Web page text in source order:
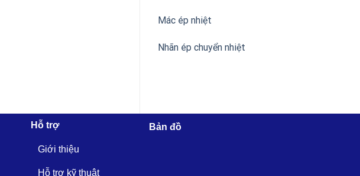
Mác ép nhiệt
Nhãn ép chuyển nhiệt
Hỗ trợ
Giới thiệu
Hỗ trợ kỹ thuật
Bản đồ